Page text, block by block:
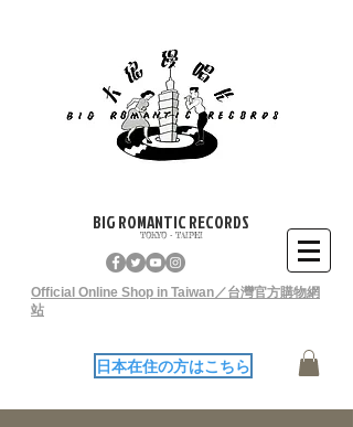
BIG ROMANTIC RECORDS
TOKYO - TAIPEI
Official Online Shop in Taiwan／台灣官方購物網
站
日本在住の方はこちら